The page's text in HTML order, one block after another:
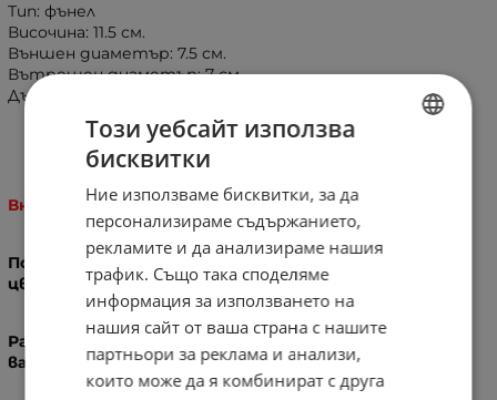
Тип: фънел
Височина: 11.5 см.
Външен диаметър: 7.5 см.
Вътрешен диаметър: 7 см.
Дълбочина: 1.1 см.
Внимание!
Поради ръчната изработка са възможни вариации в
цветовете и шарките на чашките!
Размерите са приблизителни и е възможно да
варират!
Този уебсайт използва
бисквитки
Ние използваме бисквитки, за да
персонализираме съдържанието,
рекламите и да анализираме нашия
трафик. Също така споделяме
информация за използването на
нашия сайт от ваша страна с нашите
партньори за реклама и анализи,
които може да я комбинират с друга